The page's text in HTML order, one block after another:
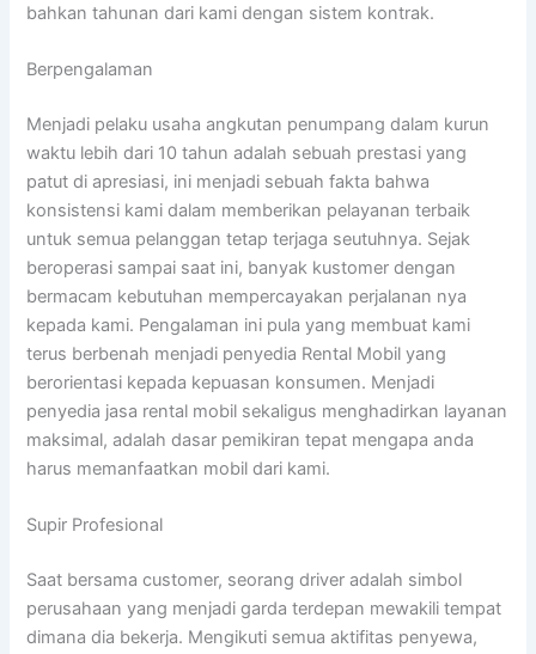
bahkan tahunan dari kami dengan sistem kontrak.
Berpengalaman
Menjadi pelaku usaha angkutan penumpang dalam kurun
waktu lebih dari 10 tahun adalah sebuah prestasi yang
patut di apresiasi, ini menjadi sebuah fakta bahwa
konsistensi kami dalam memberikan pelayanan terbaik
untuk semua pelanggan tetap terjaga seutuhnya. Sejak
beroperasi sampai saat ini, banyak kustomer dengan
bermacam kebutuhan mempercayakan perjalanan nya
kepada kami. Pengalaman ini pula yang membuat kami
terus berbenah menjadi penyedia Rental Mobil yang
berorientasi kepada kepuasan konsumen. Menjadi
penyedia jasa rental mobil sekaligus menghadirkan layanan
maksimal, adalah dasar pemikiran tepat mengapa anda
harus memanfaatkan mobil dari kami.
Supir Profesional
Saat bersama customer, seorang driver adalah simbol
perusahaan yang menjadi garda terdepan mewakili tempat
dimana dia bekerja. Mengikuti semua aktifitas penyewa,